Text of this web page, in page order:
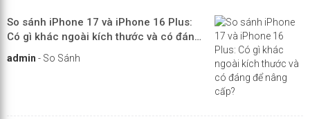
So sánh iPhone 17 và iPhone 16 Plus:
Có gì khác ngoài kích thước và có đáng
để nâng cấp?
admin - So Sánh